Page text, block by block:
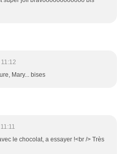
Mary... bises
le chocolat, a essayer !<br /> Très